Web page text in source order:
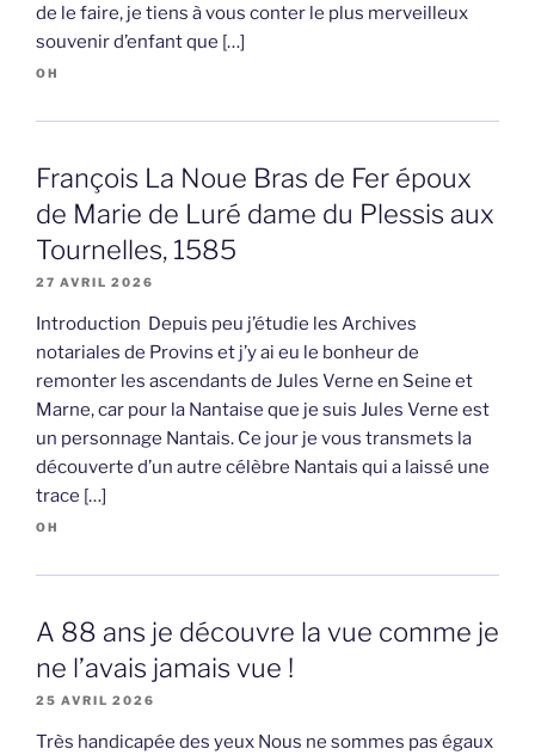
de le faire, je tiens à vous conter le plus merveilleux
souvenir d’enfant que […]
OH
François La Noue Bras de Fer époux
de Marie de Luré dame du Plessis aux
Tournelles, 1585
27 AVRIL 2026
Introduction Depuis peu j’étudie les Archives
notariales de Provins et j’y ai eu le bonheur de
remonter les ascendants de Jules Verne en Seine et
Marne, car pour la Nantaise que je suis Jules Verne est
un personnage Nantais. Ce jour je vous transmets la
découverte d’un autre célèbre Nantais qui a laissé une
trace […]
OH
A 88 ans je découvre la vue comme je
ne l’avais jamais vue !
25 AVRIL 2026
Très handicapée des yeux Nous ne sommes pas égaux